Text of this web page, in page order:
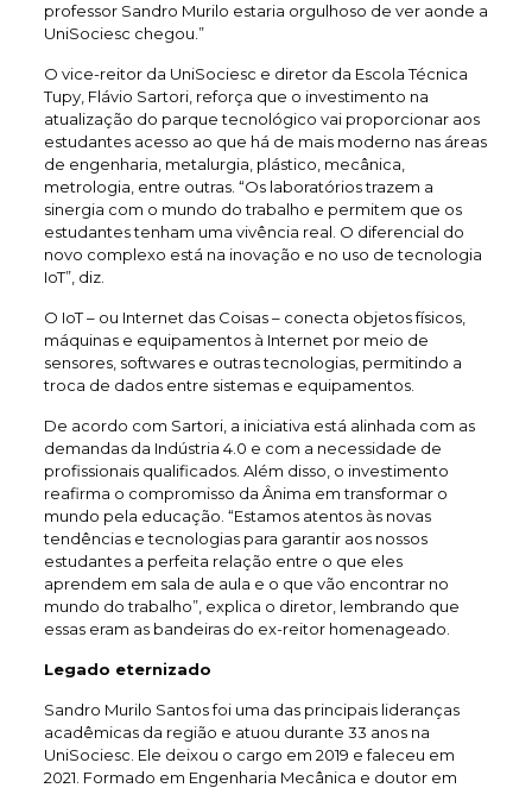
professor Sandro Murilo estaria orgulhoso de ver aonde a
UniSociesc chegou.”
O vice-reitor da UniSociesc e diretor da Escola Técnica
Tupy, Flávio Sartori, reforça que o investimento na
atualização do parque tecnológico vai proporcionar aos
estudantes acesso ao que há de mais moderno nas áreas
de engenharia, metalurgia, plástico, mecânica,
metrologia, entre outras. “Os laboratórios trazem a
sinergia com o mundo do trabalho e permitem que os
estudantes tenham uma vivência real. O diferencial do
novo complexo está na inovação e no uso de tecnologia
IoT”, diz.
O IoT – ou Internet das Coisas – conecta objetos físicos,
máquinas e equipamentos à Internet por meio de
sensores, softwares e outras tecnologias, permitindo a
troca de dados entre sistemas e equipamentos.
De acordo com Sartori, a iniciativa está alinhada com as
demandas da Indústria 4.0 e com a necessidade de
profissionais qualificados. Além disso, o investimento
reafirma o compromisso da Ânima em transformar o
mundo pela educação. “Estamos atentos às novas
tendências e tecnologias para garantir aos nossos
estudantes a perfeita relação entre o que eles
aprendem em sala de aula e o que vão encontrar no
mundo do trabalho”, explica o diretor, lembrando que
essas eram as bandeiras do ex-reitor homenageado.
Legado eternizado
Sandro Murilo Santos foi uma das principais lideranças
acadêmicas da região e atuou durante 33 anos na
UniSociesc. Ele deixou o cargo em 2019 e faleceu em
2021. Formado em Engenharia Mecânica e doutor em